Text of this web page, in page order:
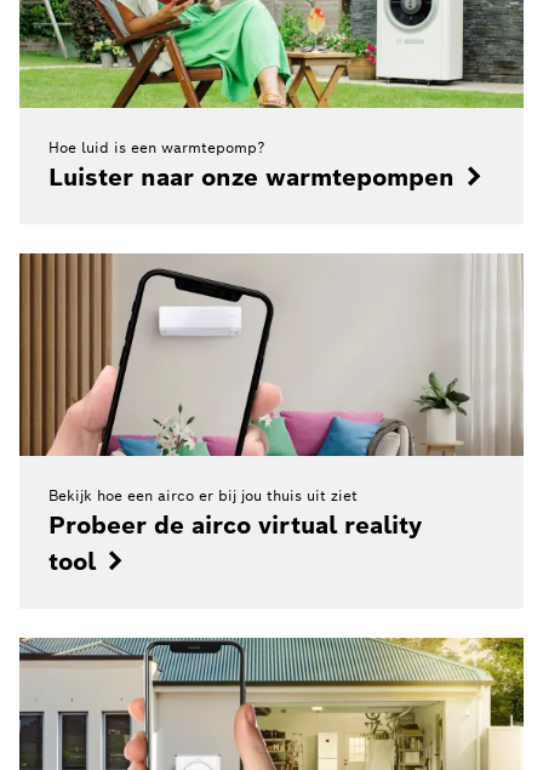
Hoe luid is een warmtepomp?
Luister naar onze warmtepompen
Bekijk hoe een airco er bij jou thuis uit ziet
Probeer de airco virtual reality
tool